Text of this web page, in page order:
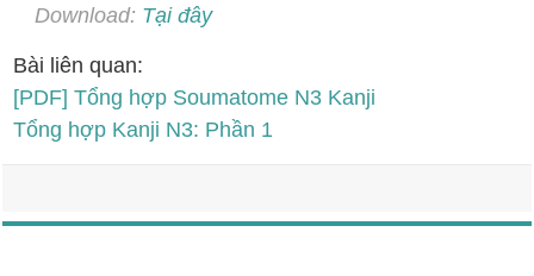
Download: Tại đây
Bài liên quan:
[PDF] Tổng hợp Soumatome N3 Kanji
Tổng hợp Kanji N3: Phần 1